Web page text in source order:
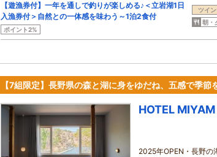
【遊漁券付】一年を通しで釣りが楽しめる♪＜立岩湖1日
入漁券付＞自然との一体感を味わう～1泊2食付
ポイント2%
ツイン
朝・
【7組限定】長野県の森と湖に身をゆだね、五感で季節
HOTEL
2025年OPEN・長野の